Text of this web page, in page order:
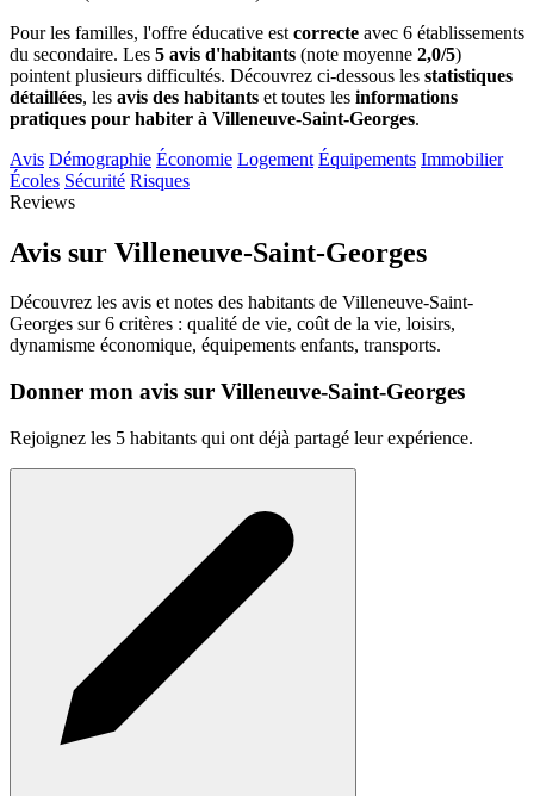
Pour les familles, l'offre éducative est correcte avec 6 établissements
du secondaire. Les 5 avis d'habitants (note moyenne 2,0/5)
pointent plusieurs difficultés. Découvrez ci-dessous les statistiques
détaillées, les avis des habitants et toutes les informations
pratiques pour habiter à Villeneuve-Saint-Georges.
Avis Démographie Économie Logement Équipements Immobilier
Écoles Sécurité Risques
Reviews
Avis sur Villeneuve-Saint-Georges
Découvrez les avis et notes des habitants de Villeneuve-Saint-
Georges sur 6 critères : qualité de vie, coût de la vie, loisirs,
dynamisme économique, équipements enfants, transports.
Donner mon avis sur Villeneuve-Saint-Georges
Rejoignez les 5 habitants qui ont déjà partagé leur expérience.